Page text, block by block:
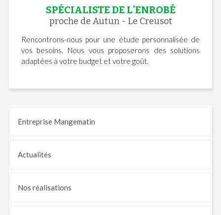
SPÉCIALISTE DE L'ENROBÉ
proche de Autun - Le Creusot
Rencontrons-nous pour une étude personnalisée de
vos besoins. Nous vous proposerons des solutions
adaptées à votre budget et votre goût.
Entreprise Mangematin
Actualités
Nos réalisations